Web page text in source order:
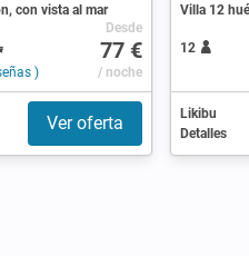
con vista al mar
)
Desde
77 €
/ noche
Ver oferta
Villa 12
12
Likibu
Detalles